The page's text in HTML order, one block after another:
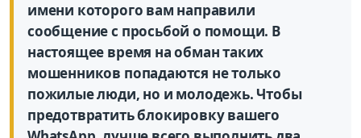
имени которого вам направили
сообщение с просьбой о помощи. В
настоящее время на обман таких
мошенников попадаются не только
пожилые люди, но и молодежь. Чтобы
предотвратить блокировку вашего